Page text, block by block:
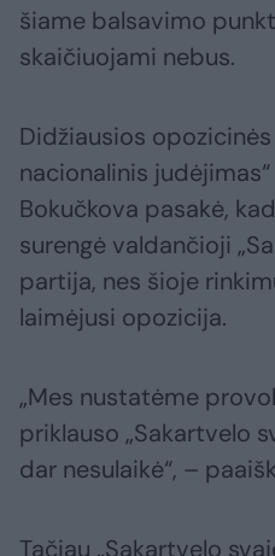
šiame balsavimo
skaičiuojami nebus.
Didžiausios
nacionalinis
Bokučkova pasakė,
surengė valdančioji
partija, nes šioje
laimėjusi opozicija.
„Mes nustatėme
priklauso „Sakartvelo
dar nesulaikė“, –
Tačiau „Sakartvelo